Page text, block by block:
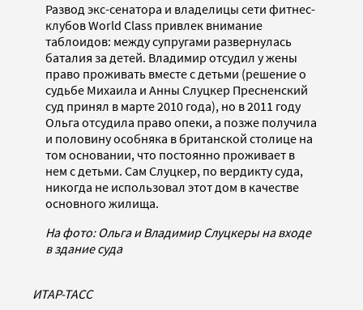
Развод экс-сенатора и владелицы сети фитнес-
клубов World Class привлек внимание
таблоидов: между супругами развернулась
баталия за детей. Владимир отсудил у жены
право проживать вместе с детьми (решение о
судьбе Михаила и Анны Слуцкер Пресненский
суд принял в марте 2010 года), но в 2011 году
Ольга отсудила право опеки, а позже получила
и половину особняка в британской столице на
том основании, что постоянно проживает в
нем с детьми. Сам Слуцкер, по вердикту суда,
никогда не использовал этот дом в качестве
основного жилища.
На фото: Ольга и Владимир Слуцкеры на входе
в здание суда
ИТАР-ТАСС